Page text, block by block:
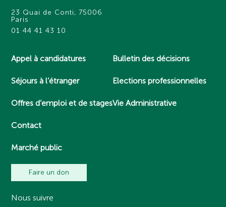
23 Quai de Conti, 75006
Paris
01 44 41 43 10
Appel à candidatures
Séjours à l’étranger
Offres d’emploi et de stages
Contact
Marché public
Bulletin des décisions
Elections professionnelles
Vie Administrative
Faire un don
Nous suivre